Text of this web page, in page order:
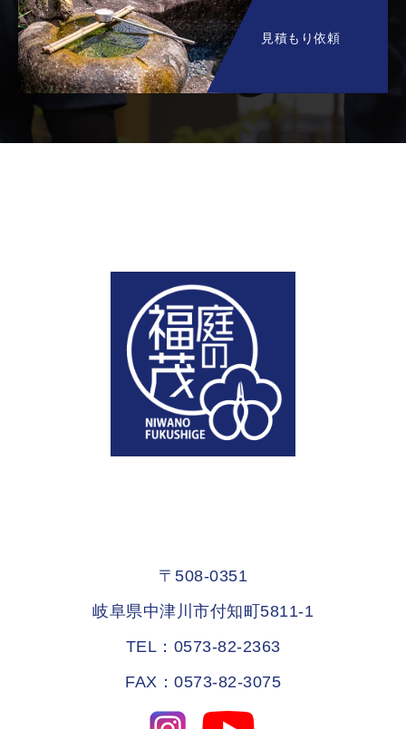
見積もり依頼
〒508-0351
岐阜県中津川市付知町5811-1
TEL：0573-82-2363
FAX：0573-82-3075